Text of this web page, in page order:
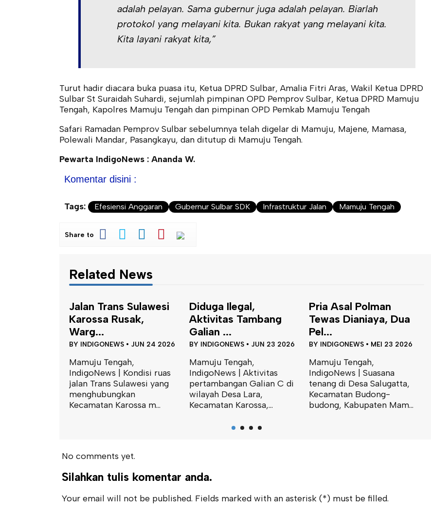
adalah pelayan. Sama gubernur juga adalah pelayan. Biarlah
protokol yang melayani kita. Bukan rakyat yang melayani kita.
Kita layani rakyat kita,”
Turut hadir diacara buka puasa itu, Ketua DPRD Sulbar, Amalia Fitri Aras, Wakil Ketua DPRD
Sulbar St Suraidah Suhardi, sejumlah pimpinan OPD Pemprov Sulbar, Ketua DPRD Mamuju
Tengah, Kapolres Mamuju Tengah dan pimpinan OPD Pemkab Mamuju Tengah
Safari Ramadan Pemprov Sulbar sebelumnya telah digelar di Mamuju, Majene, Mamasa,
Polewali Mandar, Pasangkayu, dan ditutup di Mamuju Tengah.
Pewarta IndigoNews : Ananda W.
Komentar disini :
Tags: Efesiensi Anggaran Gubernur Sulbar SDK Infrastruktur Jalan Mamuju Tengah
Share to
Related News
Jalan Trans Sulawesi
Karossa Rusak,
Warg...
BY INDIGONEWS • JUN 24 2026
Mamuju Tengah,
IndigoNews | Kondisi ruas
jalan Trans Sulawesi yang
menghubungkan
Kecamatan Karossa m...
Diduga Ilegal,
Aktivitas Tambang
Galian ...
BY INDIGONEWS • JUN 23 2026
Mamuju Tengah,
IndigoNews | Aktivitas
pertambangan Galian C di
wilayah Desa Lara,
Kecamatan Karossa,...
Pria Asal Polman
Tewas Dianiaya, Dua
Pel...
BY INDIGONEWS • MEI 23 2026
Mamuju Tengah,
IndigoNews | Suasana
tenang di Desa Salugatta,
Kecamatan Budong-
budong, Kabupaten Mam...
No comments yet.
Silahkan tulis komentar anda.
Your email will not be published. Fields marked with an asterisk (*) must be filled.